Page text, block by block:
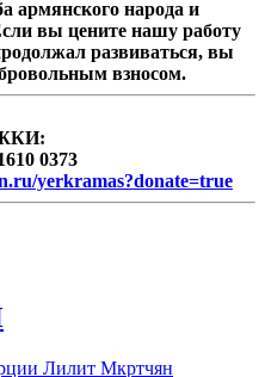
матчи с
на фрибет
армянского народа и
вы цените нашу работу
развиваться, вы
взносом.
0373
yerkramas?donate=true
Лилит Мкртчян